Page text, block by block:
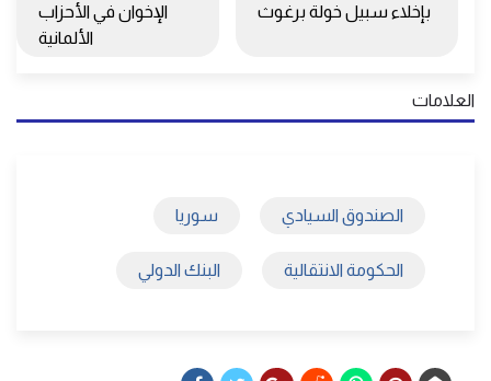
بإخلاء سبيل خولة برغوث
الإخوان في الأحزاب
الألمانية
العلامات
الصندوق السيادي سوريا
الحكومة الانتقالية البنك الدولي